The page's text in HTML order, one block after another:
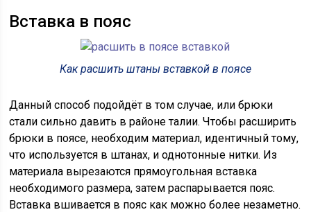
Вставка в пояс
Как расшить штаны вставкой в поясе
Данный способ подойдёт в том случае, или брюки
стали сильно давить в районе талии. Чтобы расширить
брюки в поясе, необходим материал, идентичный тому,
что используется в штанах, и однотонные нитки. Из
материала вырезаются прямоугольная вставка
необходимого размера, затем распарывается пояс.
Вставка вшивается в пояс как можно более незаметно.